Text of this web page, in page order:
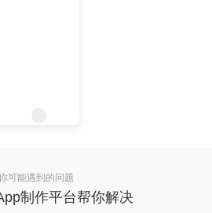
可能遇到的问题
制作平台帮你解决